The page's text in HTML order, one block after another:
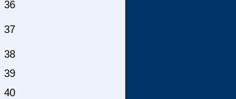
36
37
38
39
40